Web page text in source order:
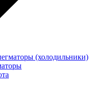
(холодильники)